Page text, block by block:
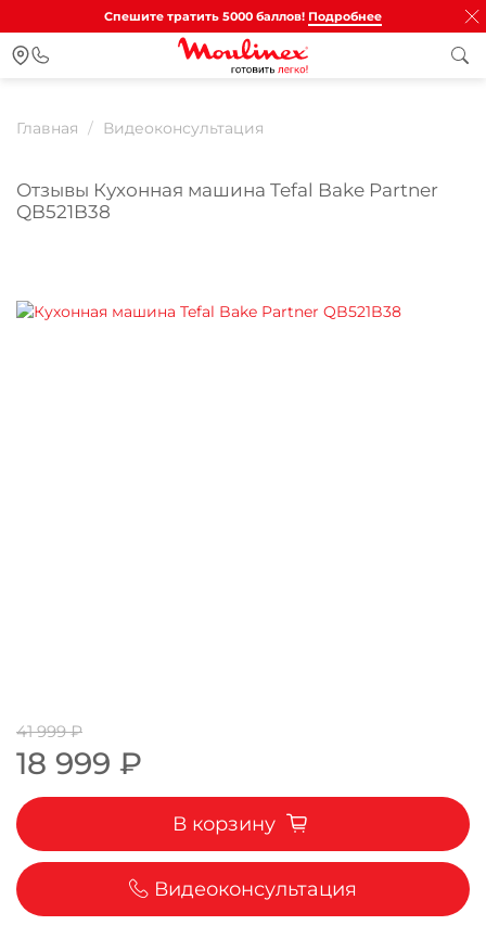
Спешите тратить 5000 баллов! Подробнее
Главная Видеоконсультация
Отзывы Кухонная машина Tefal Bake Partner
QB521B38
41 999 ₽
18 999 ₽
В корзину
Видеоконсультация